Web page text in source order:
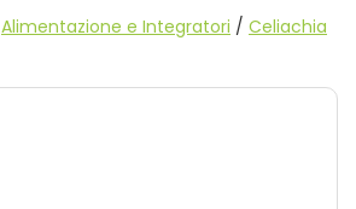
Alimentazione e Integratori / Celiachia